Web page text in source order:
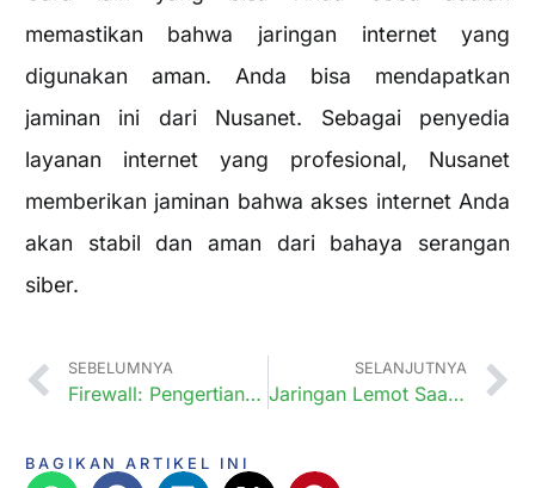
memastikan bahwa jaringan internet yang
digunakan aman. Anda bisa mendapatkan
jaminan ini dari Nusanet. Sebagai penyedia
layanan internet yang profesional, Nusanet
memberikan jaminan bahwa akses internet Anda
akan stabil dan aman dari bahaya serangan
siber.
SEBELUMNYA
Firewall: Pengertian dan Cara Kerjanya pada Jaringan Komputer
SELANJUTNYA
Jaringan Lemot Saat SFH atau WFH? Berikut Cara Agar Internet di Rumah Lancar Jaya!
BAGIKAN ARTIKEL INI